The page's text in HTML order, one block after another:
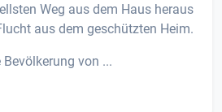
Weg aus dem Haus heraus
aus dem geschützten Heim.
von ...